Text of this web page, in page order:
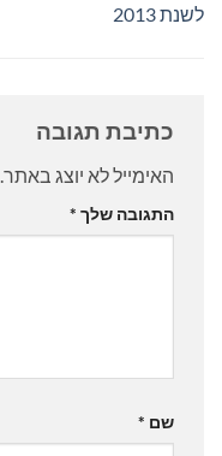
לשנת 2013
כתיבת תגובה
האימייל לא יוצג באתר.
התגובה שלך *
שם *